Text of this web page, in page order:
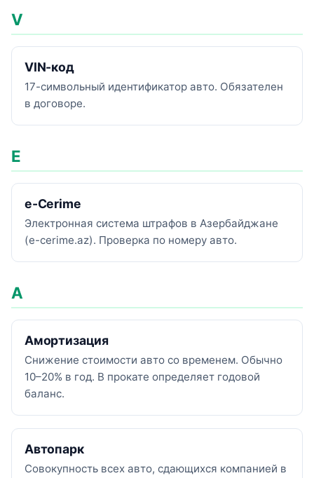
V
VIN-код
17-символьный идентификатор авто. Обязателен
в договоре.
E
e-Cerime
Электронная система штрафов в Азербайджане
(e-cerime.az). Проверка по номеру авто.
А
Амортизация
Снижение стоимости авто со временем. Обычно
10–20% в год. В прокате определяет годовой
баланс.
Автопарк
Совокупность всех авто, сдающихся компанией в